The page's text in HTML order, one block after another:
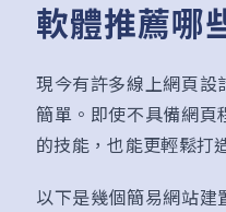
軟體推薦哪
現今有許多線上網頁設
簡單。即使不具備網頁
的技能，也能更輕鬆打
以下是幾個簡易網站